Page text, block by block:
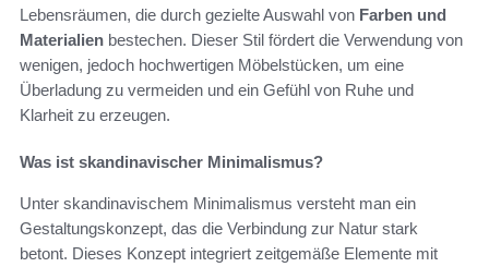
Lebensräumen, die durch gezielte Auswahl von Farben und
Materialien bestechen. Dieser Stil fördert die Verwendung von
wenigen, jedoch hochwertigen Möbelstücken, um eine
Überladung zu vermeiden und ein Gefühl von Ruhe und
Klarheit zu erzeugen.
Was ist skandinavischer Minimalismus?
Unter skandinavischem Minimalismus versteht man ein
Gestaltungskonzept, das die Verbindung zur Natur stark
betont. Dieses Konzept integriert zeitgemäße Elemente mit